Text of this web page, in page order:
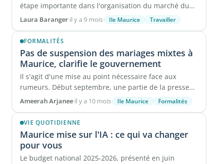
étape importante dans l'organisation du marché du
recrutement ...
Laura Baranger·il y a 9 mois· Ile Maurice Travailler
FORMALITÉS
Pas de suspension des mariages mixtes à
Maurice, clarifie le gouvernement
Il s'agit d'une mise au point nécessaire face aux
rumeurs. Début septembre, une partie de la presse
mauricienne a ...
Ameerah Arjanee·il y a 10 mois· Ile Maurice Formalités
VIE QUOTIDIENNE
Maurice mise sur l'IA : ce qui va changer
pour vous
Le budget national 2025-2026, présenté en juin